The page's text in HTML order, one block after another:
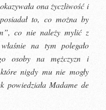
ona życzliwość i
to, co można by
co nie należy mylić z
na tym polegało
osoby na mężczyzn i
nigdy mu nie mogły
powiedziała Madame de